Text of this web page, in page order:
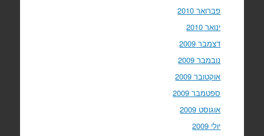
פברואר 2010
ינואר 2010
דצמבר 2009
נובמבר 2009
אוקטובר 2009
ספטמבר 2009
אוגוסט 2009
יולי 2009